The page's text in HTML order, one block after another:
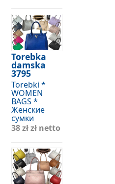
Torebka
damska
3795
Torebki *
WOMEN
BAGS *
Женские
сумки
38 złzł netto